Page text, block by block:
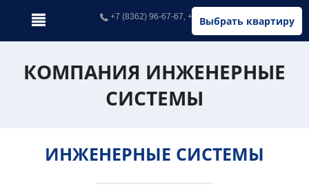
Выбрать квартиру
+7 (8362) 96-67-67, +7 (902) 326-67-67
КОМПАНИЯ ИНЖЕНЕРНЫЕ
СИСТЕМЫ
ИНЖЕНЕРНЫЕ СИСТЕМЫ